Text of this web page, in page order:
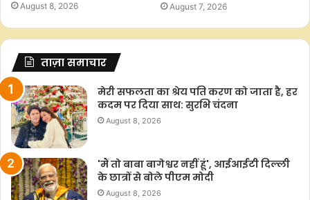
August 8, 2026 August 7, 2026
ताज़ा समाचार
मेरी सफलता का श्रेय पति करण को जाता है, हर
कदम पर दिया साथ: सुरभि चंदना
August 8, 2026
'मैं तो बाबा बागेश्वर नहीं हूं', आईआईटी दिल्ली
के छात्रों से बोले पीएम मोदी
August 8, 2026